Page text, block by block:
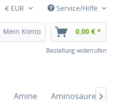
€ EUR Service/Hilfe
Mein Konto 0,00 € *
Bestellung widerrufen
Amine Aminosäuren